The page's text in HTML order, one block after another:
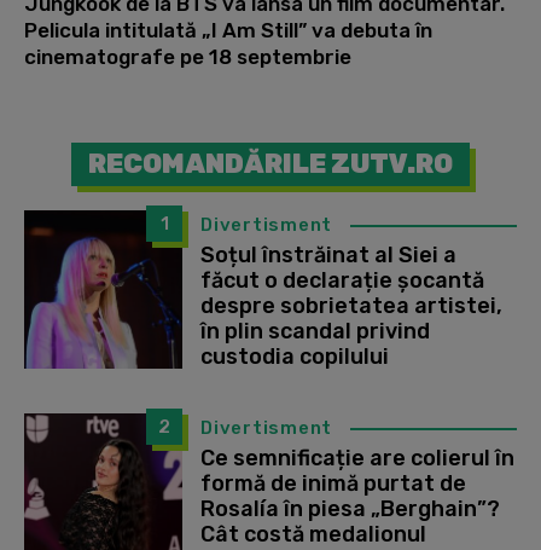
Pelicula intitulată „I Am Still” va debuta în
cinematografe pe 18 septembrie
RECOMANDĂRILE ZUTV.RO
1 Divertisment
Soțul înstrăinat al Siei a
făcut o declarație șocantă
despre sobrietatea artistei,
în plin scandal privind
custodia copilului
2 Divertisment
Ce semnificație are colierul în
formă de inimă purtat de
Rosalía în piesa „Berghain”?
Cât costă medalionul